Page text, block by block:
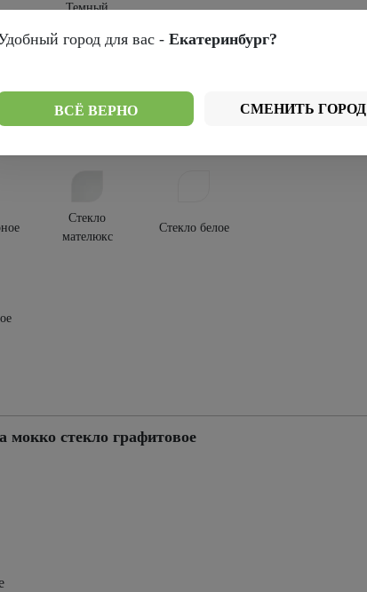
Темный
Стекло
мателюкс
Стекло белое
стекло графитовое
город для вас - Екатеринбург?
ВСЁ ВЕРНО СМЕНИТЬ ГОРОД